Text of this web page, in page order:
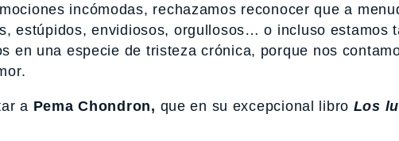
incómodas, rechazamos reconocer que a
estúpidos, envidiosos, orgullosos… o incluso estamos
en una especie de tristeza crónica, porque nos
a Pema Chondron, que en su excepcional libro Los